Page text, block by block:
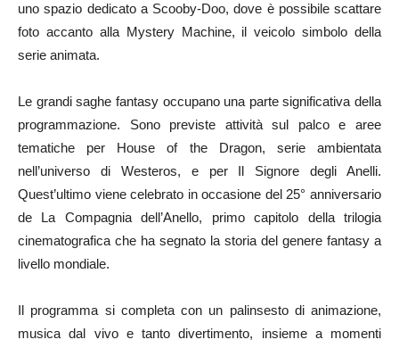
uno spazio dedicato a Scooby-Doo, dove è possibile scattare
foto accanto alla Mystery Machine, il veicolo simbolo della
serie animata.
Le grandi saghe fantasy occupano una parte significativa della
programmazione. Sono previste attività sul palco e aree
tematiche per House of the Dragon, serie ambientata
nell’universo di Westeros, e per Il Signore degli Anelli.
Quest’ultimo viene celebrato in occasione del 25° anniversario
de La Compagnia dell’Anello, primo capitolo della trilogia
cinematografica che ha segnato la storia del genere fantasy a
livello mondiale.
Il programma si completa con un palinsesto di animazione,
musica dal vivo e tanto divertimento, insieme a momenti